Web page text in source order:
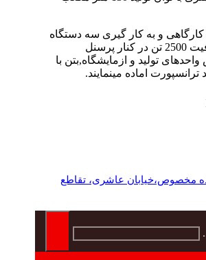
کارگاهی و به کار گیری سه دستگاه
بچینگ پلانت با ظرفیت 2500 تن در کنار پرسنل
تولید و ازمایشگاه,بتن با
اماده مینمایند.
کیلومتر 8 جاده مخصوص،خیابان عاشری، تقاطع